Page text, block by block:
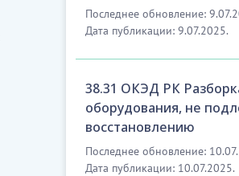
Последнее обновление:
Дата публикации: 9.07.2025.
38.31 ОКЭД РК
оборудования, не
восстановлению
Последнее обновление:
Дата публикации: 10.07.2025.